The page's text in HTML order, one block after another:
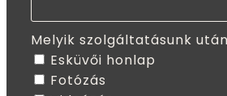
Melyik szolgáltatásunk
Esküvői honlap
Fotózás